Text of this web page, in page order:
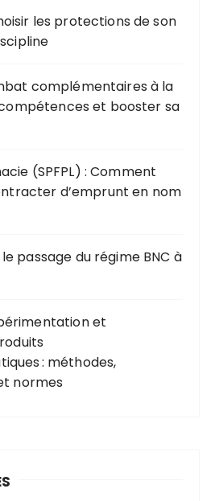
les protections de son
complémentaires à la
et booster sa
(SPFPL) : Comment
d’emprunt en nom
passage du régime BNC à
et
: méthodes,
normes